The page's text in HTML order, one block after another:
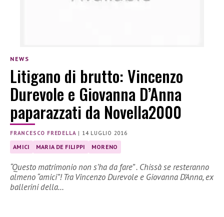
NEWS
Litigano di brutto: Vincenzo
Durevole e Giovanna D’Anna
paparazzati da Novella2000
FRANCESCO FREDELLA | 14 LUGLIO 2016
AMICI MARIA DE FILIPPI MORENO
“Questo matrimonio non s’ha da fare” . Chissà se resteranno
almeno “amici”! Tra Vincenzo Durevole e Giovanna D’Anna, ex
ballerini della…